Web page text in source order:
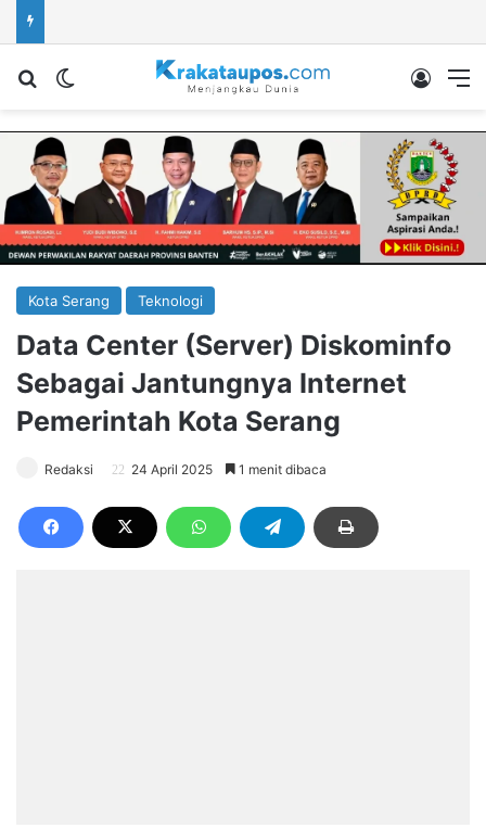
Cari berita...Switch skin Log In
Kota Serang Teknologi
Data Center (Server) Diskominfo
Sebagai Jantungnya Internet
Pemerintah Kota Serang
Redaksi 24 April 2025 1 menit dibaca